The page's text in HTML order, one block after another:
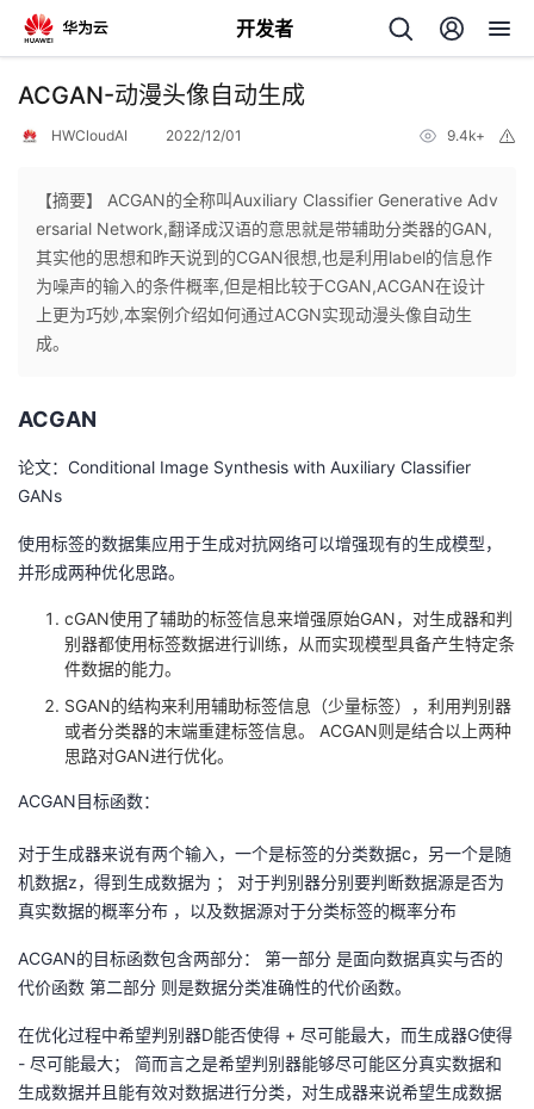
开发者
返
个
人
页
我
开
者
客
论
坛
的
圈
子
我
的
直
播
我
的
活
动
我
的
关
注
我
的
开
我
的
我
ACGAN-动漫头像自动生成
HWCloudAI 2022/12/01 9.4k+
【摘要】 ACGAN的全称叫Auxiliary Classifier Generative Adv
ersarial Network,翻译成汉语的意思就是带辅助分类器的GAN,
其实他的思想和昨天说到的CGAN很想,也是利用label的信息作
为噪声的输入的条件概率,但是相比较于CGAN,ACGAN在设计
上更为巧妙,本案例介绍如何通过ACGN实现动漫头像自动生
成。
ACGAN
论文： Conditional Image Synthesis with Auxiliary Classifier
GANs
使用标签的数据集应用于生成对抗网络可以增强现有的生成模型，
并形成两种优化思路。
cGAN使用了辅助的标签信息来增强原始GAN，对生成器和判
别器都使用标签数据进行训练，从而实现模型具备产生特定条
件数据的能力。
SGAN的结构来利用辅助标签信息（少量标签），利用判别器
或者分类器的末端重建标签信息。 ACGAN则是结合以上两种
思路对GAN进行优化。
ACGAN目标函数：
对于生成器来说有两个输入，一个是标签的分类数据c，另一个是随
机数据z，得到生成数据为 ； 对于判别器分别要判断数据源是否为
真实数据的概率分布 ，以及数据源对于分类标签的概率分布
ACGAN的目标函数包含两部分： 第一部分 是面向数据真实与否的
代价函数 第二部分 则是数据分类准确性的代价函数。
在优化过程中希望判别器D能否使得 + 尽可能最大，而生成器G使得
- 尽可能最大； 简而言之是希望判别器能够尽可能区分真实数据和
生成数据并且能有效对数据进行分类，对生成器来说希望生成数据